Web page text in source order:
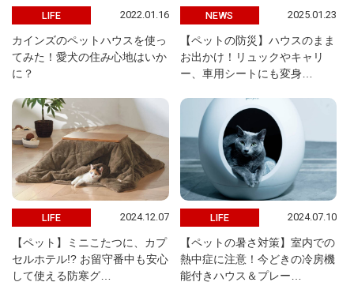
LIFE 2022.01.16
カインズのペットハウスを使っ
てみた！愛犬の住み心地はいか
に？
NEWS 2025.01.23
【ペットの防災】ハウスのまま
お出かけ！リュックやキャリ
ー、車用シートにも変身…
LIFE 2024.12.07
【ペット】ミニこたつに、カプ
セルホテル!? お留守番中も安心
して使える防寒グ…
LIFE 2024.07.10
【ペットの暑さ対策】室内での
熱中症に注意！今どきの冷房機
能付きハウス＆プレー…